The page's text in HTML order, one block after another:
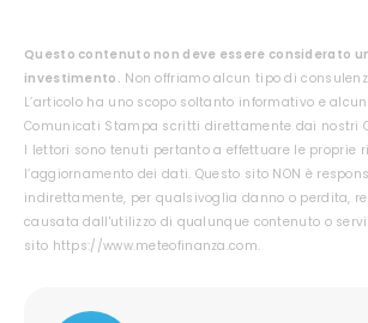
Questo contenuto non deve essere considerato
investimento. Non offriamo alcun tipo di
L’articolo ha uno scopo soltanto informativo e
Comunicati Stampa scritti direttamente dai nostri
I lettori sono tenuti pertanto a effettuare le proprie
l’aggiornamento dei dati. Questo sito NON è
indirettamente, per qualsivoglia danno o perdita,
causata dall'utilizzo di qualunque contenuto o
sito https://www.meteofinanza.com.